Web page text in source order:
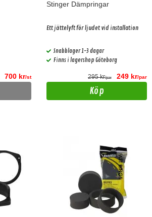
700 kr/st
Stinger Dämpringar
Ett jättelyft för ljudet vid installation
Snabblager 1-3 dagar
Finns i lagershop Göteborg
295 kr/par 249 kr/par
Köp